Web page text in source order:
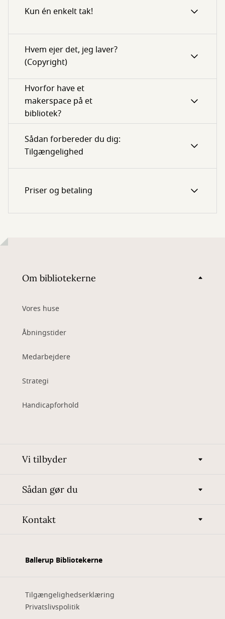
Kun én enkelt tak!
Hvem ejer det, jeg laver?
(Copyright)
Hvorfor have et
makerspace på et
bibliotek?
Sådan forbereder du dig:
Tilgængelighed
Priser og betaling
Om bibliotekerne
Vores huse
Åbningstider
Medarbejdere
Strategi
Handicapforhold
Vi tilbyder
Sådan gør du
Kontakt
Ballerup Bibliotekerne
Tilgængelighedserklæring
Privatslivspolitik